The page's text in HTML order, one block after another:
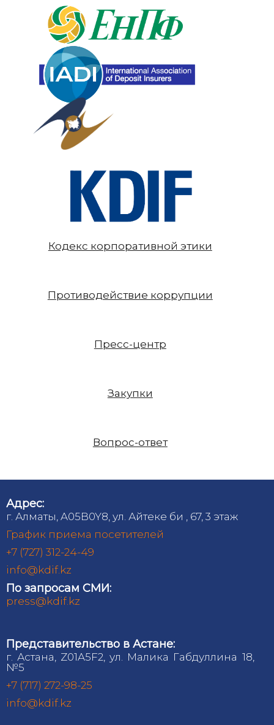
Кодекс корпоративной этики
Противодействие коррупции
Пресс-центр
Закупки
Вопрос-ответ
Адрес:
г. Алматы, A05B0Y8, ул. Айтеке би , 67, 3 этаж
График приема посетителей
+7 (727) 312-24-49
info@kdif.kz
По запросам СМИ:
press@kdif.kz
Представительство в Астане:
г. Астана, Z01A5F2, ул. Малика Габдуллина 18,
№5
+7 (717) 272-98-25
info@kdif.kz